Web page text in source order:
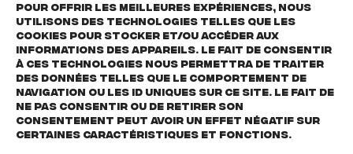
Pour offrir les meilleures expériences, nous
utilisons des technologies telles que les
cookies pour stocker et/ou accéder aux
informations des appareils. Le fait de consentir
à ces technologies nous permettra de traiter
des données telles que le comportement de
navigation ou les ID uniques sur ce site. Le fait de
ne pas consentir ou de retirer son
consentement peut avoir un effet négatif sur
certaines caractéristiques et fonctions.
Click to accept marketing cookies and
enable this content